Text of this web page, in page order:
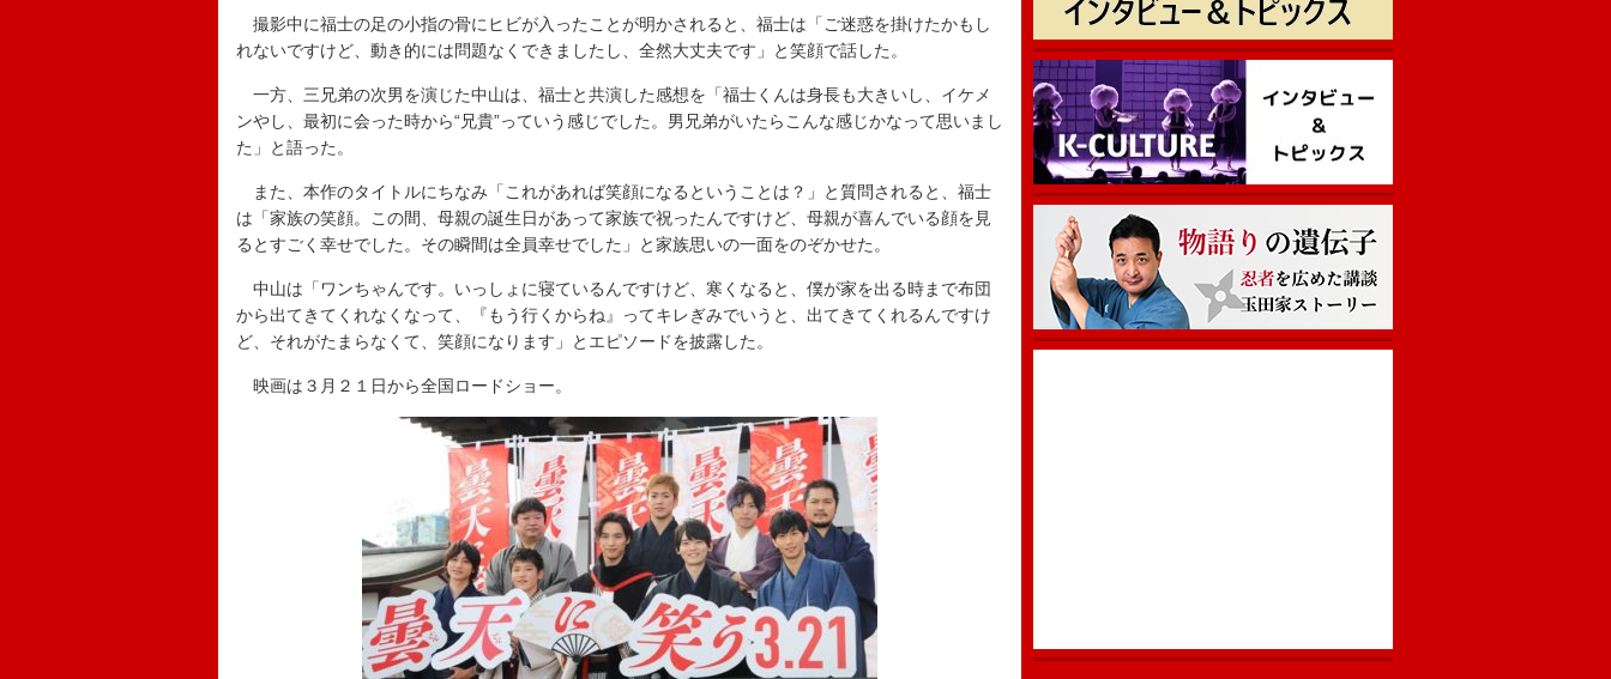
撮影中に福士の足の小指の骨にヒビが入ったことが明かされると、福士は「ご迷惑を掛けたかもし
れないですけど、動き的には問題なくできましたし、全然大丈夫です」と笑顔で話した。
一方、三兄弟の次男を演じた中山は、福士と共演した感想を「福士くんは身長も大きいし、イケメ
ンやし、最初に会った時から“兄貴”っていう感じでした。男兄弟がいたらこんな感じかなって思いまし
た」と語った。
また、本作のタイトルにちなみ「これがあれば笑顔になるということは？」と質問されると、福士
は「家族の笑顔。この間、母親の誕生日があって家族で祝ったんですけど、母親が喜んでいる顔を見
るとすごく幸せでした。その瞬間は全員幸せでした」と家族思いの一面をのぞかせた。
中山は「ワンちゃんです。いっしょに寝ているんですけど、寒くなると、僕が家を出る時まで布団
から出てきてくれなくなって、『もう行くからね』ってキレぎみでいうと、出てきてくれるんですけ
ど、それがたまらなくて、笑顔になります」とエピソードを披露した。
映画は３月２１日から全国ロードショー。